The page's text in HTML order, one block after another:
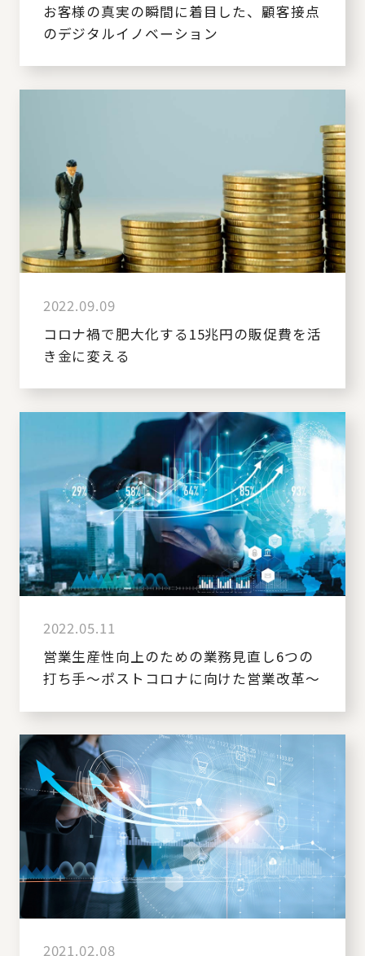
お客様の真実の瞬間に着目した、顧客接点
のデジタルイノベーション
2022.09.09
コロナ禍で肥大化する15兆円の販促費を活
き金に変える
2022.05.11
営業生産性向上のための業務見直し6つの
打ち手～ポストコロナに向けた営業改革～
2021.02.08